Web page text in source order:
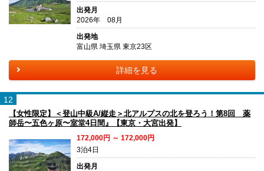
出発月
2026年 08月
出発地
富山県 埼玉県 東京23区
詳細を見る
12
【女性限定】＜登山中級A/縦走＞北アルプスの北を登ろう！第8回 薬
師岳〜五色ヶ原〜室堂4日間』【東京・大宮出発】
172,000円 ～ 172,000円
3泊4日
出発月